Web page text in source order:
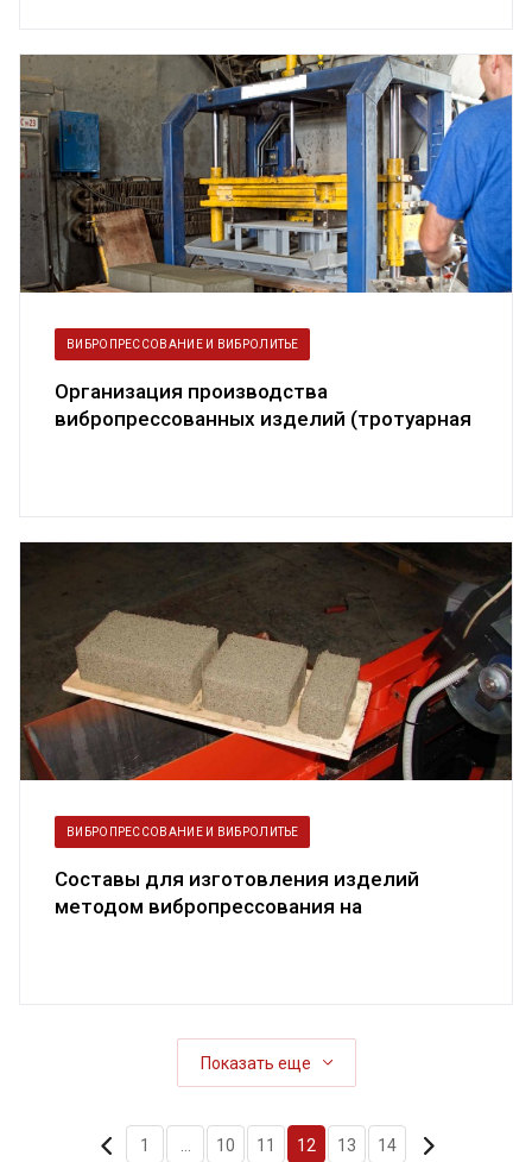
ВИБРОПРЕССОВАНИЕ И ВИБРОЛИТЬЕ
Организация производства
вибропрессованных изделий (тротуарная
ВИБРОПРЕССОВАНИЕ И ВИБРОЛИТЬЕ
Составы для изготовления изделий
методом вибропрессования на
Показать еще
1 10 11 12 13 14